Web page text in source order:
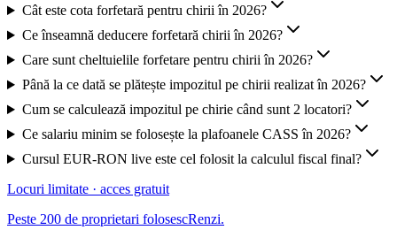
Cât este cota forfetară pentru chirii în 2026?
Ce înseamnă deducere forfetară chirii în 2026?
Care sunt cheltuielile forfetare pentru chirii în 2026?
Până la ce dată se plătește impozitul pe chirii realizat în 2026?
Cum se calculează impozitul pe chirie când sunt 2 locatori?
Ce salariu minim se folosește la plafoanele CASS în 2026?
Cursul EUR-RON live este cel folosit la calculul fiscal final?
Locuri limitate · acces gratuit
Peste 200 de proprietari folosescRenzi.